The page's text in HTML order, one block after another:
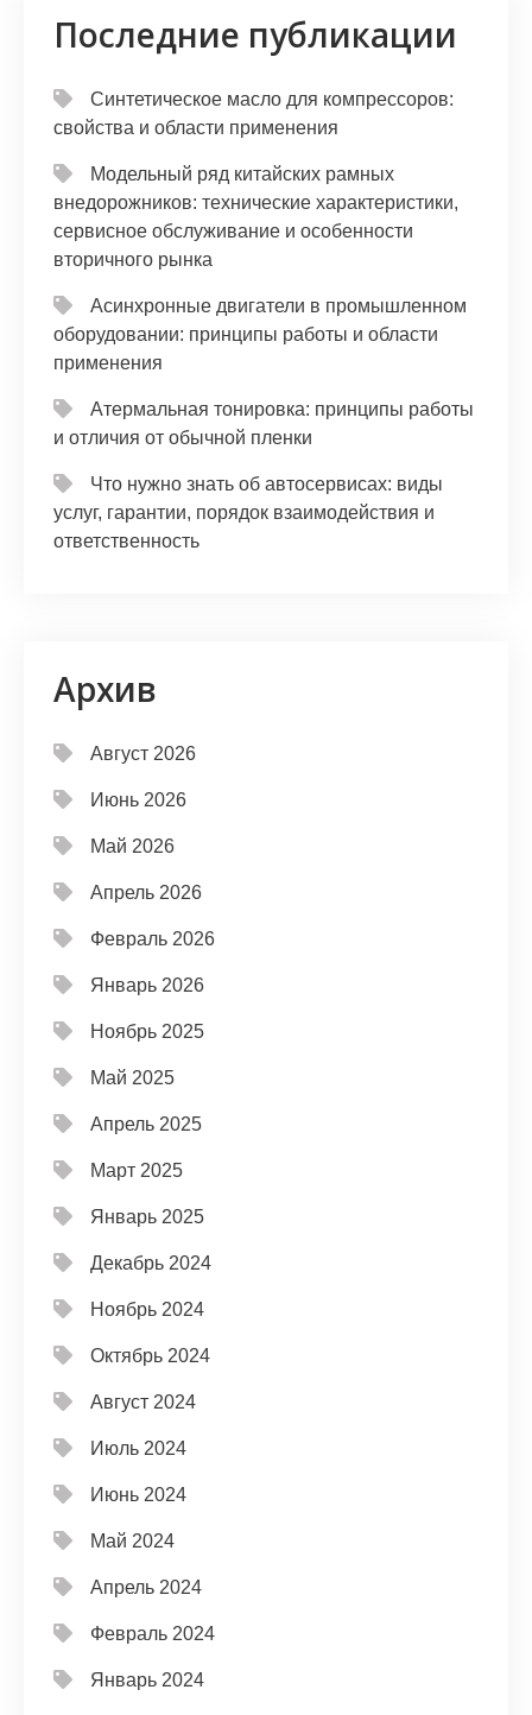
Последние публикации
Синтетическое масло для компрессоров:
свойства и области применения
Модельный ряд китайских рамных
внедорожников: технические характеристики,
сервисное обслуживание и особенности
вторичного рынка
Асинхронные двигатели в промышленном
оборудовании: принципы работы и области
применения
Атермальная тонировка: принципы работы
и отличия от обычной пленки
Что нужно знать об автосервисах: виды
услуг, гарантии, порядок взаимодействия и
ответственность
Архив
Август 2026
Июнь 2026
Май 2026
Апрель 2026
Февраль 2026
Январь 2026
Ноябрь 2025
Май 2025
Апрель 2025
Март 2025
Январь 2025
Декабрь 2024
Ноябрь 2024
Октябрь 2024
Август 2024
Июль 2024
Июнь 2024
Май 2024
Апрель 2024
Февраль 2024
Январь 2024